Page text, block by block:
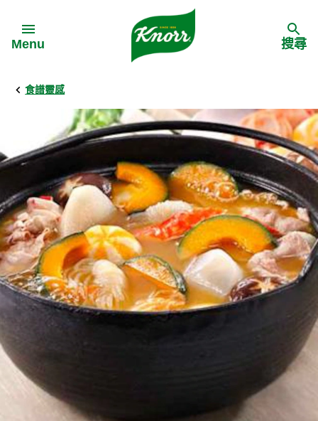
Menu
Back
食譜靈感
料理食材
料理方式
季節節慶
多國料理
Back
家樂牌產品
家樂牌純鮮雞粉
家樂牌雞粉
家樂牌鮮菇粉
家樂牌濃湯寶
家樂牌快熟通心粉
Back
甚麼是愛環境食材
愛環境食材名單
愛環境食材食譜
搜尋
食譜靈感